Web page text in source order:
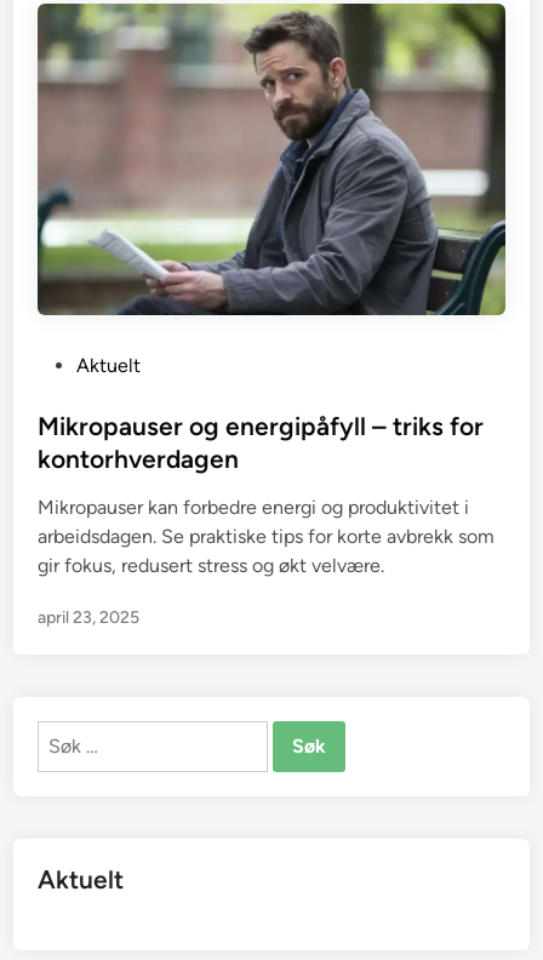
s
t
d
i
n
Aktuelt
Mikropauser og energipåfyll – triks for
kontorhverdagen
Mikropauser kan forbedre energi og produktivitet i
arbeidsdagen. Se praktiske tips for korte avbrekk som
gir fokus, redusert stress og økt velvære.
april 23, 2025
Søk
Aktuelt